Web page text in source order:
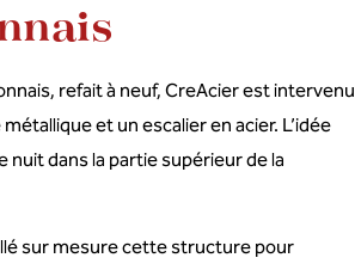
refait à neuf, CreAcier est intervenu
et un escalier en acier. L’idée
dans la partie supérieur de la
sur mesure cette structure pour